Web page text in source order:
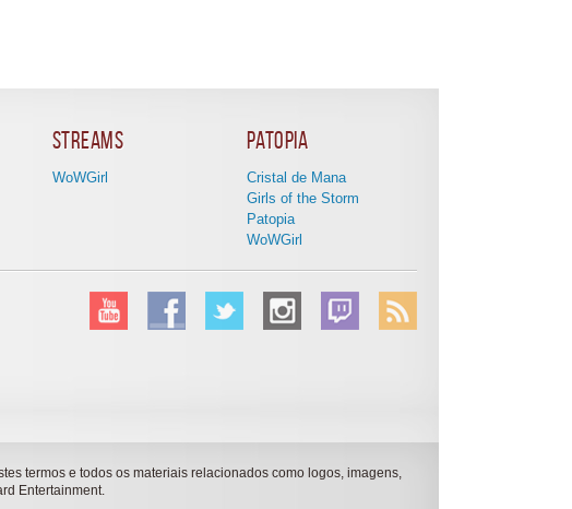
Streams
WoWGirl
Patopia
Cristal de Mana
Girls of the Storm
Patopia
WoWGirl
termos e todos os materiais relacionados como logos, imagens,
Entertainment.